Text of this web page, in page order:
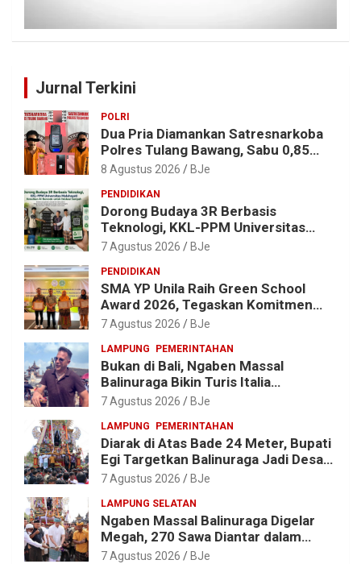
Jurnal Terkini
POLRI
Dua Pria Diamankan Satresnarkoba
Polres Tulang Bawang, Sabu 0,85
Gram dan Alat Hisap Disita
8 Agustus 2026 BJe
PENDIDIKAN
Dorong Budaya 3R Berbasis
Teknologi, KKL-PPM Universitas
Malahayati Kenalkan AI Barcode
7 Agustus 2026 BJe
PENDIDIKAN
SMA YP Unila Raih Green School
Award 2026, Tegaskan Komitmen
Wujudkan Sekolah Ramah
7 Agustus 2026 BJe
LAMPUNG PEMERINTAHAN
Bukan di Bali, Ngaben Massal
Balinuraga Bikin Turis Italia
Terpukau, Puluhan Ribu Orang Ikut
7 Agustus 2026 BJe
LAMPUNG PEMERINTAHAN
Diarak di Atas Bade 24 Meter, Bupati
Egi Targetkan Balinuraga Jadi Desa
Wisata Budaya 2027
7 Agustus 2026 BJe
LAMPUNG SELATAN
Ngaben Massal Balinuraga Digelar
Megah, 270 Sawa Diantar dalam
Tradisi Suci yang Gerakkan Ekonomi
7 Agustus 2026 BJe